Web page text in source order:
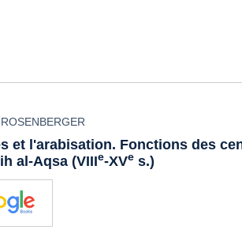
et l'arabisation. Fonctions des
al-Aqsa (VIIIe-XVe s.)